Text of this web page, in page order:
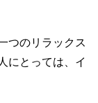
つのリラックス
にとっては、イ